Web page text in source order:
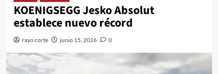
KOENIGSEGG Jesko Absolut
establece nuevo récord
rayo corte junio 15, 2026 0